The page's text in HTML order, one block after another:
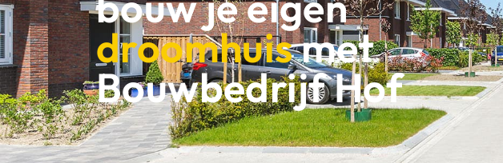
droomhuismet
Bouwbedrijf Hof